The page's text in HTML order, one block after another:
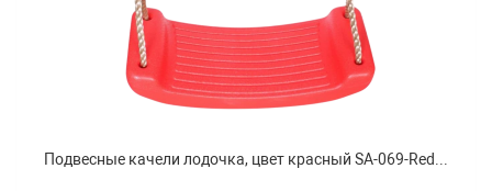
Подвесные качели лодочка, цвет красный SA-069-Red...